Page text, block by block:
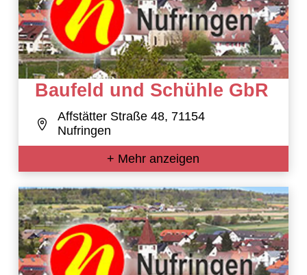
Baufeld und Schühle GbR
Affstätter Straße 48, 71154
Nufringen
+ Mehr anzeigen